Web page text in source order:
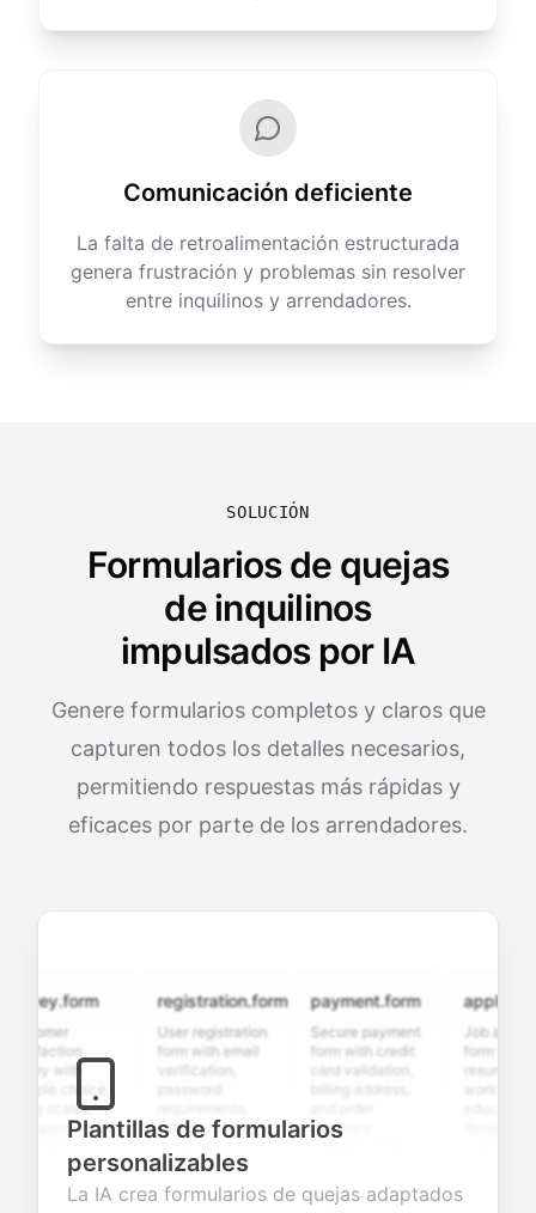
Comunicación deficiente
La falta de retroalimentación estructurada
genera frustración y problemas sin resolver
entre inquilinos y arrendadores.
SOLUCIÓN
Formularios de quejas
de inquilinos
impulsados por IA
Genere formularios completos y claros que
capturen todos los detalles necesarios,
permitiendo respuestas más rápidas y
eficaces por parte de los arrendadores.
with
ended
valuable
about
products or
registration.form
User registration
form with email
verification,
and profile
fields for
seamless
account
payment.form
Secure payment
form with credit
card validation,
summary
commerce
transactions.
Job application
form with
resume upload,
questions for
efficient
Plantillas de formularios
personalizables
La IA crea formularios de quejas adaptados